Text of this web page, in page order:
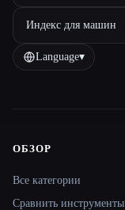
Индекс для машин
Language▾
Site navigation
ОБЗОР
Все категории
Сравнить инструменты